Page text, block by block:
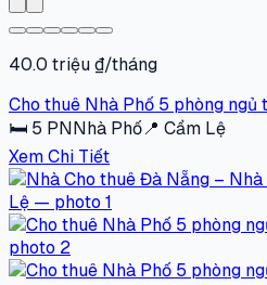
40.0 triệu ₫/tháng
Cho thuê Nhà Phố 5 phòng ngủ
🛏 5 PNNhà Phố📍 Cẩm Lệ
Xem Chi Tiết